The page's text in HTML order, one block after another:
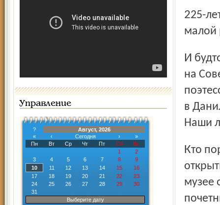
Управление
?
Август, 2026
«
‹ Сегодня ›
»
Пн
Вт Ср Чт Пт Сб
Вс
1
2
3
4 5 6 7 8
9
10
11 12 13 14 15
16
17
18 19 20 21 22
23
24
25 26 27 28 29
30
31
Выберите дату
225-летия города, потому что считают Данилов своей
малой
И будто бы специально для них с эстрады, сооруженной
на
в
Наши
Кто пораньше встал и приехал задолго до торжественного
музее